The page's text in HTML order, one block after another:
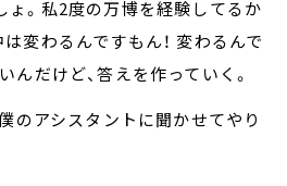
ょ。私2度の万博を経験してるか
変わるんですもん！ 変わるんで
んだけど、答えを作っていく。
のアシスタントに聞かせてやり